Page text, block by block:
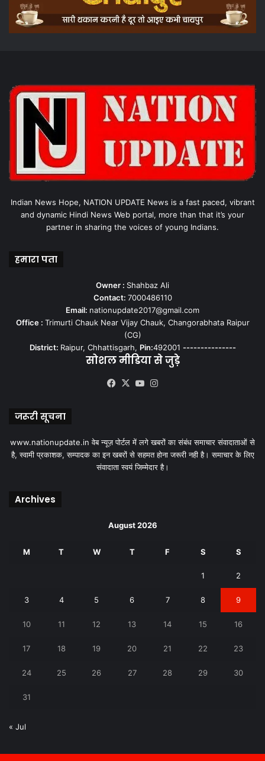
Indian News Hope, NATION UPDATE News is a fast paced, vibrant
and dynamic Hindi News Web portal, more than that it’s your
partner in sharing the voices of young Indians.
हमारा पता
Owner : Shahbaz Ali
Contact: 7000486110
Email: nationupdate2017@gmail.com
Office : Trimurti Chauk Near Vijay Chauk, Changorabhata Raipur
(CG)
District: Raipur, Chhattisgarh, Pin:492001 ---------------
सोशल मीडिया से जुड़े
Facebook
X YouTube
जरूरी सूचना
www.nationupdate.in वेब न्यूज़ पोर्टल में लगे खबरों का संबंध समाचार संवादाताओं से
है, स्वामी प्रकाशक, सम्पादक का इन खबरों से सहमत होना जरूरी नही है। समाचार के लिए
संवादाता स्वयं जिम्मेदार है।
Archives
August 2026
M T W T F S S
1 2
3 4 5 6 7 8 9
10 11 12 13 14 15 16
17 18 19 20 21 22 23
24 25 26 27 28 29 30
31
« Jul